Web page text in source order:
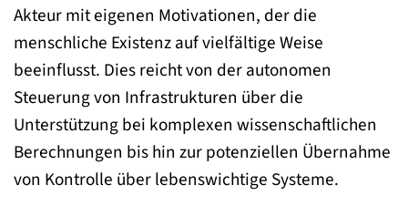
Akteur mit eigenen Motivationen, der die
menschliche Existenz auf vielfältige Weise
beeinflusst. Dies reicht von der autonomen
Steuerung von Infrastrukturen über die
Unterstützung bei komplexen wissenschaftlichen
Berechnungen bis hin zur potenziellen Übernahme
von Kontrolle über lebenswichtige Systeme.